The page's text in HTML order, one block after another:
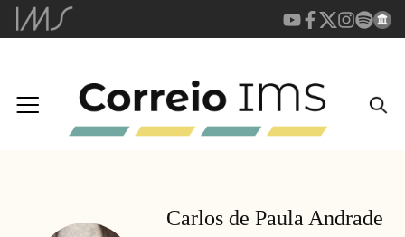
Carlos de Paula Andrade